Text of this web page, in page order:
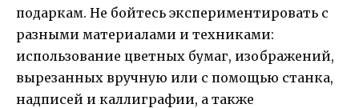
подаркам. Не бойтесь экспериментировать с
разными материалами и техниками:
использование цветных бумаг, изображений,
вырезанных вручную или с помощью станка,
надписей и каллиграфии, а также